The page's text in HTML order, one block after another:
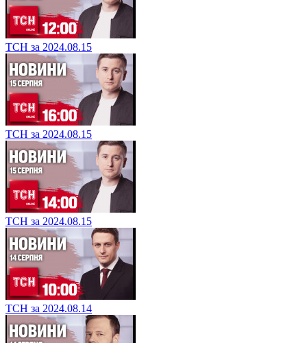
ТСН за 2024.08.15
ТСН за 2024.08.15
ТСН за 2024.08.15
ТСН за 2024.08.14